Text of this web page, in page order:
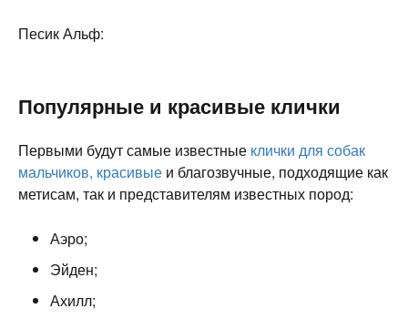
Песик Альф:
Популярные и красивые клички
Первыми будут самые известные клички для собак
мальчиков, красивые и благозвучные, подходящие как
метисам, так и представителям известных пород:
Аэро;
Эйден;
Ахилл;